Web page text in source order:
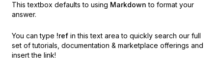
This textbox defaults to using Markdown to format your
answer.
You can type !ref in this text area to quickly search our full
set of tutorials, documentation & marketplace offerings and
insert the link!